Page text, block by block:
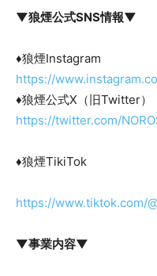
▼狼煙公式SNS情報▼
♦狼煙Instagram
https://
♦狼煙公式X（旧Twitter）
https://twitter.com/
♦狼煙TikiTok
https://www.tiktok.com/
▼事業内容▼